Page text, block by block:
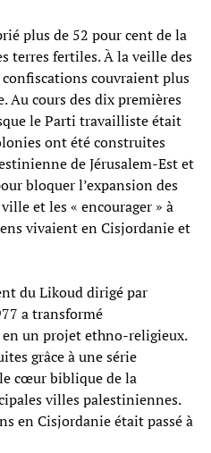
plus de 52 pour cent de la
terres fertiles. À la veille des
confiscations couvraient plus
Au cours des dix premières
le Parti travailliste était
ont été construites
de Jérusalem-Est et
bloquer l’expansion des
et les « encourager » à
vivaient en Cisjordanie et
du Likoud dirigé par
a transformé
un projet ethno-religieux.
grâce à une série
cœur biblique de la
villes palestiniennes.
en Cisjordanie était passé à